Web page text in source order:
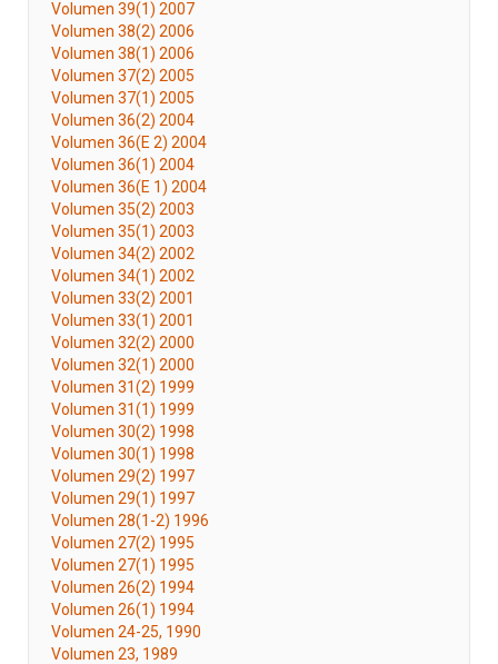
Volumen 39(1) 2007
Volumen 38(2) 2006
Volumen 38(1) 2006
Volumen 37(2) 2005
Volumen 37(1) 2005
Volumen 36(2) 2004
Volumen 36(E 2) 2004
Volumen 36(1) 2004
Volumen 36(E 1) 2004
Volumen 35(2) 2003
Volumen 35(1) 2003
Volumen 34(2) 2002
Volumen 34(1) 2002
Volumen 33(2) 2001
Volumen 33(1) 2001
Volumen 32(2) 2000
Volumen 32(1) 2000
Volumen 31(2) 1999
Volumen 31(1) 1999
Volumen 30(2) 1998
Volumen 30(1) 1998
Volumen 29(2) 1997
Volumen 29(1) 1997
Volumen 28(1-2) 1996
Volumen 27(2) 1995
Volumen 27(1) 1995
Volumen 26(2) 1994
Volumen 26(1) 1994
Volumen 24-25, 1990
Volumen 23, 1989